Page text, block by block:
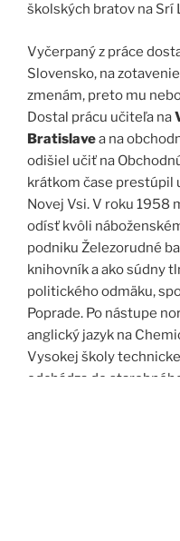
školských bratov na Srí
Vyčerpaný z práce
Slovensko, na
zmenám, preto mu
Dostal prácu učiteľa na
Bratislavea na
odišiel učiť na
krátkom čase prestúpil
Novej Vsi. V roku 1958
odísť kvôli
podniku Železorudné
knihovník a ako súdny
politického odmäku,
Poprade. Po nástupe
anglický jazyk na
Vysokej školy
odchádza do